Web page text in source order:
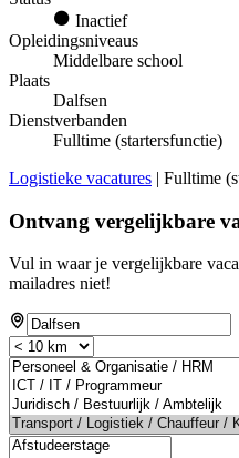
Inactief
Opleidingsniveaus
Middelbare school
Plaats
Dalfsen
Dienstverbanden
Fulltime (startersfunctie)
Logistieke vacatures | Fulltime
Ontvang vergelijkbare
Vul in waar je vergelijkbare
mailadres niet!